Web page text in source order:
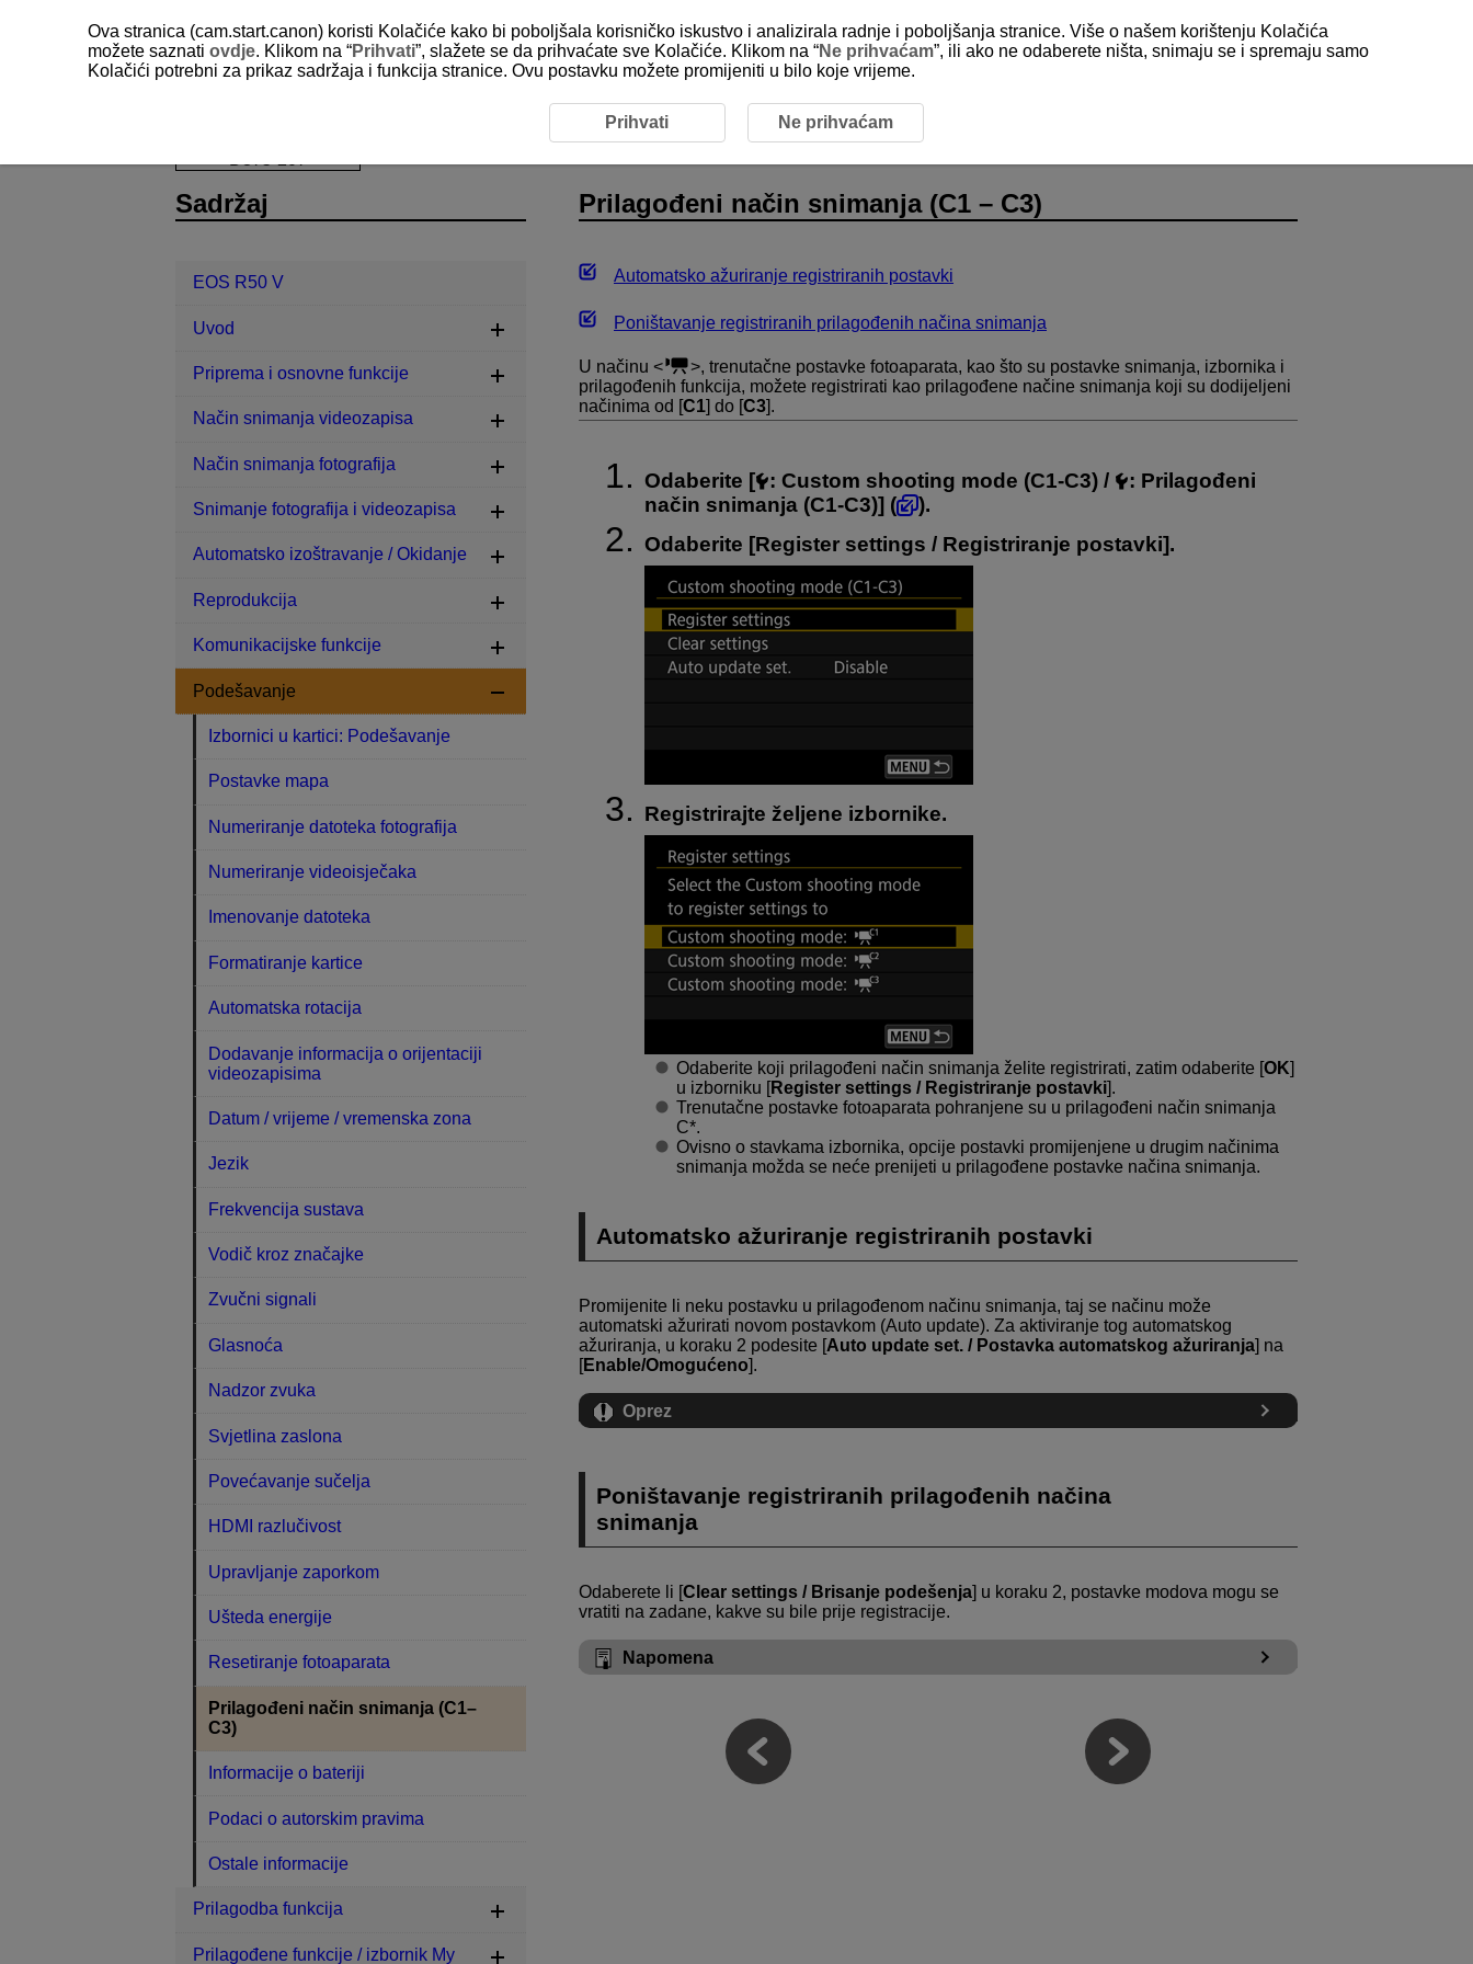
Prilagođeni način snimanja (C1–C3)
Prilagođeni način snimanja (C1 – C3)
Automatsko ažuriranje registriranih postavki
Poništavanje registriranih prilagođenih načina snimanja
U načinu
, trenutačne postavke fotoaparata, kao što su postavke snimanja, izbornika i
prilagođenih funkcija, možete registrirati kao prilagođene načine snimanja koji su dodijeljeni
načinima od [C1] do [C3].
Odaberite [ : Custom shooting mode (C1-C3) / : Prilagođeni
način snimanja (C1-C3)] (
).
Odaberite [Register settings / Registriranje postavki].
Registrirajte željene izbornike.
Odaberite koji prilagođeni način snimanja želite registrirati, zatim odaberite [OK]
u izborniku [Register settings / Registriranje postavki].
Trenutačne postavke fotoaparata pohranjene su u prilagođeni način snimanja
C*.
Ovisno o stavkama izbornika, opcije postavki promijenjene u drugim načinima
snimanja možda se neće prenijeti u prilagođene postavke načina snimanja.
Automatsko ažuriranje registriranih postavki
Promijenite li neku postavku u prilagođenom načinu snimanja, taj se načinu može
automatski ažurirati novom postavkom (Auto update). Za aktiviranje tog automatskog
ažuriranja, u koraku 2 podesite [Auto update set. / Postavka automatskog ažuriranja] na
[Enable/Omogućeno].
Oprez
Poništavanje registriranih prilagođenih načina
snimanja
Odaberete li [Clear settings / Brisanje podešenja] u koraku 2, postavke modova mogu se
vratiti na zadane, kakve su bile prije registracije.
Napomena
Sadržaj
EOS R50 V
Uvod
Priprema i osnovne funkcije
Način snimanja videozapisa
Način snimanja fotografija
Snimanje fotografija i videozapisa
Automatsko izoštravanje / Okidanje
Reprodukcija
Komunikacijske funkcije
Podešavanje
Izbornici u kartici: Podešavanje
Postavke mapa
Numeriranje datoteka fotografija
Numeriranje videoisječaka
Imenovanje datoteka
Formatiranje kartice
Automatska rotacija
Dodavanje informacija o orijentaciji
videozapisima
Datum / vrijeme / vremenska zona
Jezik
Frekvencija sustava
Vodič kroz značajke
Zvučni signali
Glasnoća
Nadzor zvuka
Svjetlina zaslona
Povećavanje sučelja
HDMI razlučivost
Upravljanje zaporkom
Ušteda energije
Resetiranje fotoaparata
Prilagođeni način snimanja (C1–
C3)
Informacije o bateriji
Podaci o autorskim pravima
Ostale informacije
Prilagodba funkcija
Prilagođene funkcije / izbornik My
Ova stranica (cam.start.canon) koristi Kolačiće kako bi poboljšala korisničko iskustvo i analizirala radnje i poboljšanja stranice. Više o našem korištenju Kolačića
možete saznati ovdje. Klikom na “Prihvati”, slažete se da prihvaćate sve Kolačiće. Klikom na “Ne prihvaćam”, ili ako ne odaberete ništa, snimaju se i spremaju samo
Kolačići potrebni za prikaz sadržaja i funkcija stranice. Ovu postavku možete promijeniti u bilo koje vrijeme.
Prihvati Ne prihvaćam